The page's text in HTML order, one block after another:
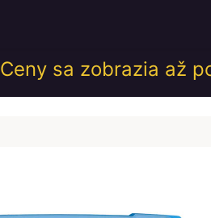
Ceny sa zobrazia až